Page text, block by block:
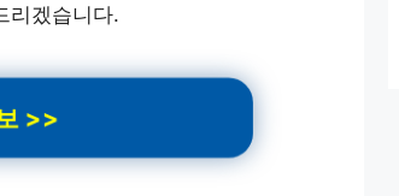
리겠습니다.
>>